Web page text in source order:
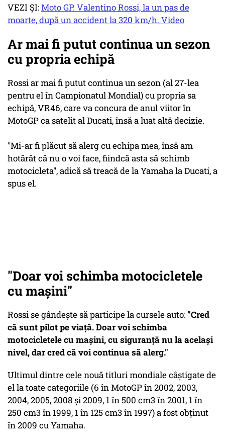
VEZI ȘI:Moto GP. Valentino Rossi, la un pas de
moarte, după un accident la 320 km/h. Video
Ar mai fi putut continua un sezon
cu propria echipă
Rossi ar mai fi putut continua un sezon (al 27-lea
pentru el în Campionatul Mondial) cu propria sa
echipă, VR46, care va concura de anul viitor în
MotoGP ca satelit al Ducati, însă a luat altă decizie.
"Mi-ar fi plăcut să alerg cu echipa mea, însă am
hotărât că nu o voi face, fiindcă asta să schimb
motocicleta", adică să treacă de la Yamaha la Ducati, a
spus el.
"Doar voi schimba motocicletele
cu maşini"
Rossi se gândeşte să participe la cursele auto: "Cred
că sunt pilot pe viaţă. Doar voi schimba
motocicletele cu maşini, cu siguranţă nu la acelaşi
nivel, dar cred că voi continua să alerg."
Ultimul dintre cele nouă titluri mondiale câştigate de
el la toate categoriile (6 în MotoGP în 2002, 2003,
2004, 2005, 2008 şi 2009, 1 în 500 cm3 în 2001, 1 în
250 cm3 în 1999, 1 în 125 cm3 în 1997) a fost obţinut
în 2009 cu Yamaha.